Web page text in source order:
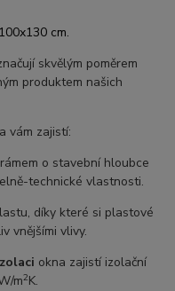
100x130 cm.
skvělým poměrem
produktem našich
vám zajistí:
o stavební hloubce
technické vlastnosti.
díky které si plastové
vnějšími vlivy.
okna zajistí izolační
m2K.